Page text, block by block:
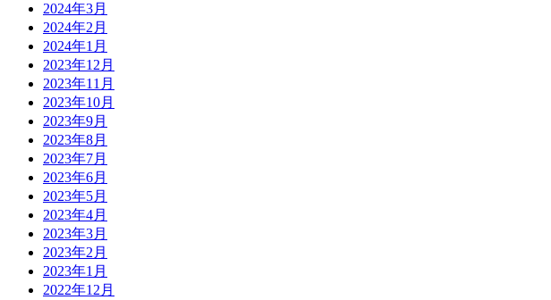
2024年3月
2024年2月
2024年1月
2023年12月
2023年11月
2023年10月
2023年9月
2023年8月
2023年7月
2023年6月
2023年5月
2023年4月
2023年3月
2023年2月
2023年1月
2022年12月